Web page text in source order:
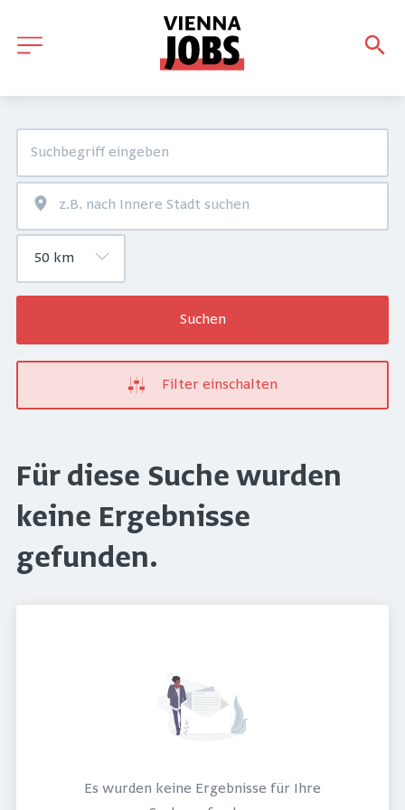
Suchen
Filter einschalten
Für diese Suche wurden
keine Ergebnisse
gefunden.
Es wurden keine Ergebnisse für Ihre